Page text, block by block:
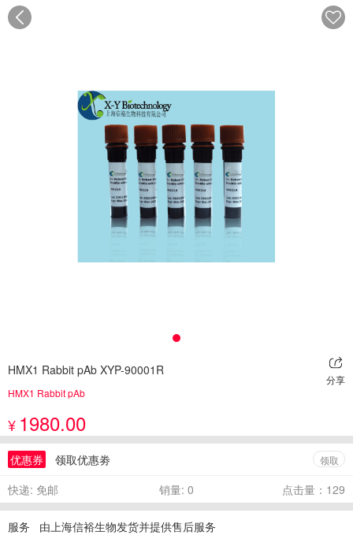
HMX1 Rabbit pAb XYP-90001R
分享
HMX1 Rabbit pAb
¥ 1980.00
优惠券 领取优惠劵 领取
快递: 免邮 销量: 0 点击量：129
服务 由上海信裕生物发货并提供售后服务